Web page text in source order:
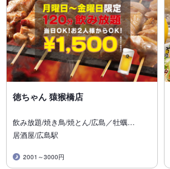
徳ちゃん 猿猴橋店
飲み放題/焼き鳥/焼とん/広島／牡蠣…
居酒屋/広島駅
2001～3000円